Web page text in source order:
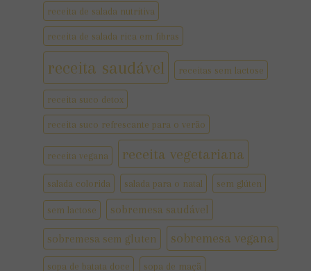
receita de salada nutritiva
receita de salada rica em fibras
receita saudável receitas sem lactose
receita suco detox
receita suco refrescante para o verão
receita vegana receita vegetariana
salada colorida salada para o natal sem glúten
sem lactose sobremesa saudável
sobremesa sem gluten sobremesa vegana
sopa de batata doce sopa de maçã